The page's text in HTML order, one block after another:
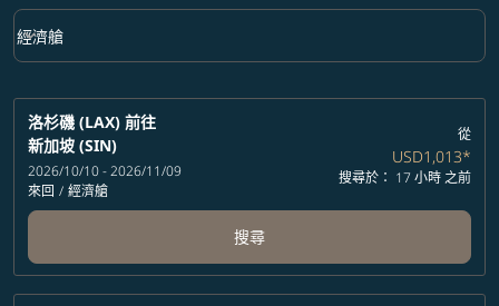
艙等 option 經濟艙 Selected
經濟艙
keyboard_arrow_down
洛杉磯 (LAX) 前往
新加坡 (SIN)
2026/10/10 - 2026/11/09
來回 / 經濟艙
從
USD1,013*
搜尋於： 17 小時 之前
搜尋